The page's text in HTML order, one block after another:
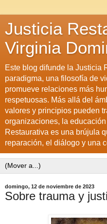
Justicia
Virginia
Este blog difunde la Justicia
paradigma, una filosofía de
promueve relaciones más
respetuosas. Más allá del
valores y principios pueden
organizaciones, la
Restaurativa es una brújula
reparación, el diálogo y una
domingo, 12 de noviembre de 2023
Sobre trauma y